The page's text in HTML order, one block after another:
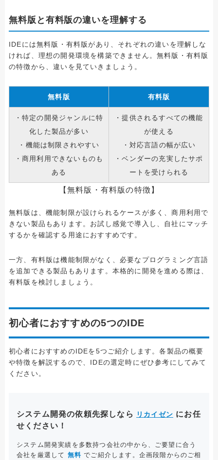
無料版と有料版の違いを理解する
IDEには無料版・有料版があり、それぞれの違いを理解しな
ければ、理想の開発環境を構築できません。無料版・有料版
の特徴から、違いを見ていきましょう。
無料版 有料版
・特定の開発ジャンルに特
化した製品が多い
・機能は制限されやすい
・商用利用できないものも
ある
・提供されるすべての機能
が使える
・対応言語の幅が広い
・ベンダーの充実したサポ
ートを受けられる
【無料版・有料版の特徴】
無料版は、機能制限が設けられるケースが多く、商用利用で
きない製品もあります。お試し感覚で導入し、自社にマッチ
するかを確認する用途におすすめです。
一方、有料版は機能制限がなく、必要なプログラミング言語
を追加できる製品もあります。本格的に開発を進める際は、
有料版を検討しましょう。
初心者におすすめの5つのIDE
初心者におすすめのIDEを5つご紹介します。各製品の概要
や特徴を解説するので、IDEの選定時にぜひ参考にしてみて
ください。
システム開発の依頼先探しなら リカイゼン にお任
せください！
システム開発実績を多数持つ会社の中から、ご要望に合う
会社を厳選して 無料 でご紹介します。企画段階からのご相